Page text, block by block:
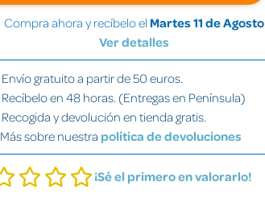
Compra ahora y recíbelo el Martes 11 de Agosto
Ver detalles
Envío gratuito a partir de 50 euros.
Recíbelo en 48 horas. (Entregas en Península)
Recogida y devolución en tienda gratis.
Más sobre nuestra política de devoluciones
¡Sé el primero en valorarlo!